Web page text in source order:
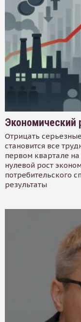
Экономический
Отрицать
становится все
первом квартале
нулевой рост
потребительского
результаты